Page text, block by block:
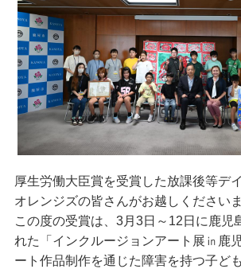
厚生労働大臣賞を受賞した放課後等デ
オレンジズの皆さんがお越しくださいま
この度の受賞は、3月3日～12日に鹿児
れた「インクルージョンアート展㏌鹿
ート作品制作を通じた障害を持つ子ど